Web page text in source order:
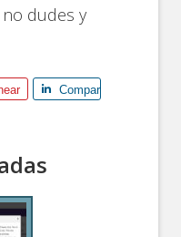
dudes y
Comparte